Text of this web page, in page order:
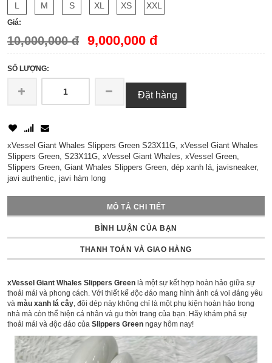
L M S XL XS XXL
Giá:
10,000,000 đ 9,000,000 đ
SỐ LƯỢNG:
Đặt hàng
xVessel Giant Whales Slippers Green S23X11G, xVessel Giant Whales
Slippers Green, S23X11G, xVessel Giant Whales, xVessel Green,
Slippers Green, Giant Whales Slippers Green, dép xanh lá, javisneaker,
javi authentic, javi hàm long
MÔ TẢ CHI TIẾT
BÌNH LUẬN CỦA BẠN
THANH TOÁN VÀ GIAO HÀNG
xVessel Giant Whales Slippers Green là một sự kết hợp hoàn hảo giữa sự
thoải mái và phong cách. Với thiết kế độc đáo mang hình ảnh cá voi đáng yêu
và màu xanh lá cây, đôi dép này không chỉ là một phụ kiện hoàn hảo trong
nhà mà còn thể hiện cá nhân và gu thời trang của bạn. Hãy khám phá sự
thoải mái và độc đáo của Slippers Green ngay hôm nay!